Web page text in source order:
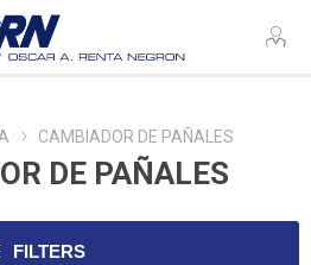
CAMBIADOR DE PAÑALES
DE PAÑALES
FILTERS